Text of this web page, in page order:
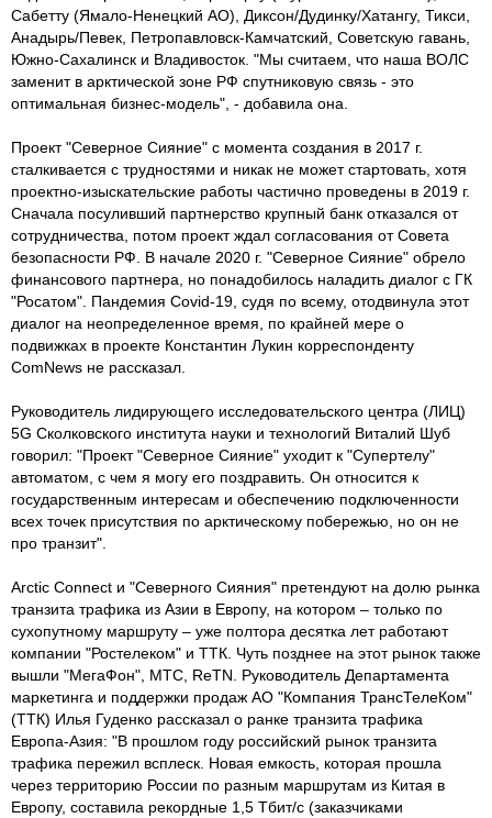
Сабетту (Ямало-Ненецкий АО), Диксон/Дудинку/Хатангу, Тикси,
Анадырь/Певек, Петропавловск-Камчатский, Советскую гавань,
Южно-Сахалинск и Владивосток. "Мы считаем, что наша ВОЛС
заменит в арктической зоне РФ спутниковую связь - это
оптимальная бизнес-модель", - добавила она.
Проект "Северное Сияние" с момента создания в 2017 г.
сталкивается с трудностями и никак не может стартовать, хотя
проектно-изыскательские работы частично проведены в 2019 г.
Сначала посуливший партнерство крупный банк отказался от
сотрудничества, потом проект ждал согласования от Совета
безопасности РФ. В начале 2020 г. "Северное Сияние" обрело
финансового партнера, но понадобилось наладить диалог с ГК
"Росатом". Пандемия Covid-19, судя по всему, отодвинула этот
диалог на неопределенное время, по крайней мере о
подвижках в проекте Константин Лукин корреспонденту
ComNews не рассказал.
Руководитель лидирующего исследовательского центра (ЛИЦ)
5G Сколковского института науки и технологий Виталий Шуб
говорил: "Проект "Северное Сияние" уходит к "Супертелу"
автоматом, с чем я могу его поздравить. Он относится к
государственным интересам и обеспечению подключенности
всех точек присутствия по арктическому побережью, но он не
про транзит".
Arctic Connect и "Северного Сияния" претендуют на долю рынка
транзита трафика из Азии в Европу, на котором – только по
сухопутному маршруту – уже полтора десятка лет работают
компании "Ростелеком" и ТТК. Чуть позднее на этот рынок также
вышли "МегаФон", МТС, ReTN. Руководитель Департамента
маркетинга и поддержки продаж АО "Компания ТрансТелеКом"
(ТТК) Илья Гуденко рассказал о ранке транзита трафика
Европа-Азия: "В прошлом году российский рынок транзита
трафика пережил всплеск. Новая емкость, которая прошла
через территорию России по разным маршрутам из Китая в
Европу, составила рекордные 1,5 Тбит/с (заказчиками